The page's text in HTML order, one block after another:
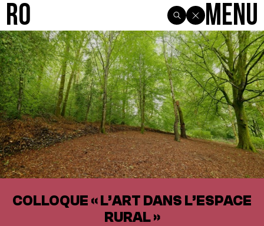
R0 Menu
COLLOQUE « L’ART DANS L’ESPACE
RURAL »